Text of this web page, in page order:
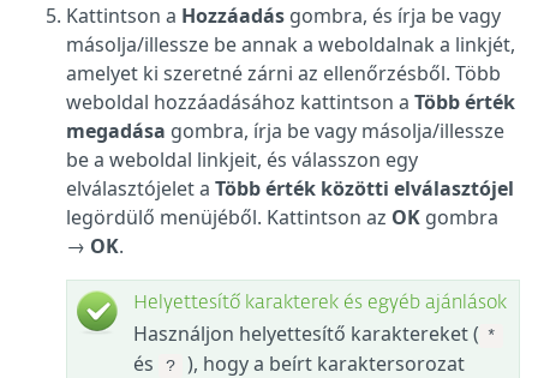
Kattintson a Hozzáadás gombra, és írja be vagy
másolja/illessze be annak a weboldalnak a linkjét,
amelyet ki szeretné zárni az ellenőrzésből. Több
weboldal hozzáadásához kattintson a Több érték
megadása gombra, írja be vagy másolja/illessze
be a weboldal linkjeit, és válasszon egy
elválasztójelet a Több érték közötti elválasztójel
legördülő menüjéből. Kattintson az OK gombra
→ OK.
Helyettesítő karakterek és egyéb ajánlások
Használjon helyettesítő karaktereket ( *
és ?
), hogy a beírt karaktersorozat